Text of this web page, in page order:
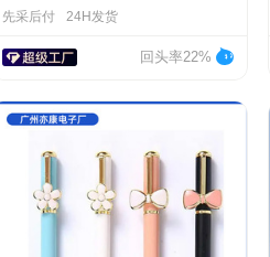
先采后付 24H发货
回头率22%